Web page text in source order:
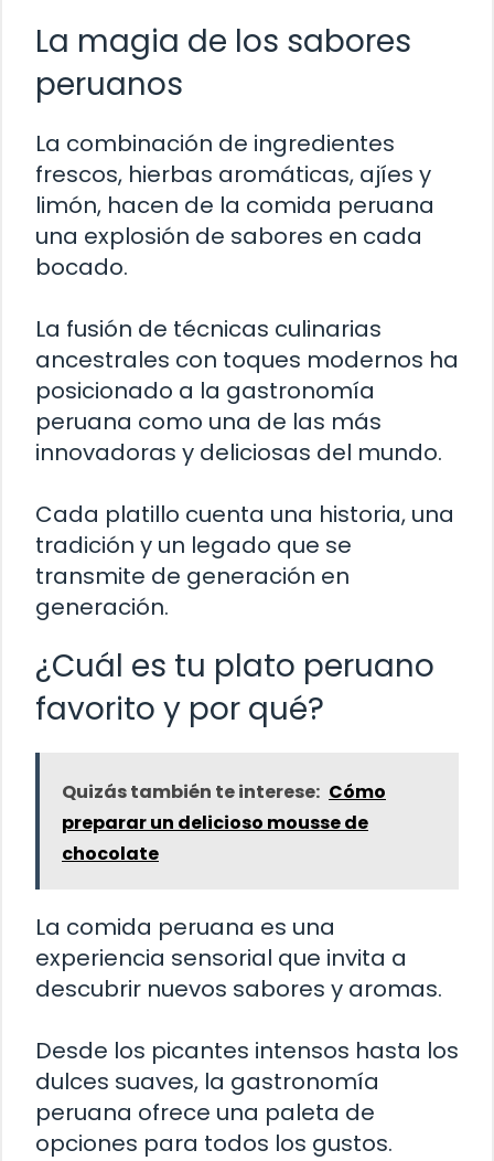
La magia de los sabores
peruanos
La combinación de ingredientes
frescos, hierbas aromáticas, ajíes y
limón, hacen de la comida peruana
una explosión de sabores en cada
bocado.
La fusión de técnicas culinarias
ancestrales con toques modernos ha
posicionado a la gastronomía
peruana como una de las más
innovadoras y deliciosas del mundo.
Cada platillo cuenta una historia, una
tradición y un legado que se
transmite de generación en
generación.
¿Cuál es tu plato peruano
favorito y por qué?
Quizás también te interese: Cómo
preparar un delicioso mousse de
chocolate
La comida peruana es una
experiencia sensorial que invita a
descubrir nuevos sabores y aromas.
Desde los picantes intensos hasta los
dulces suaves, la gastronomía
peruana ofrece una paleta de
opciones para todos los gustos.